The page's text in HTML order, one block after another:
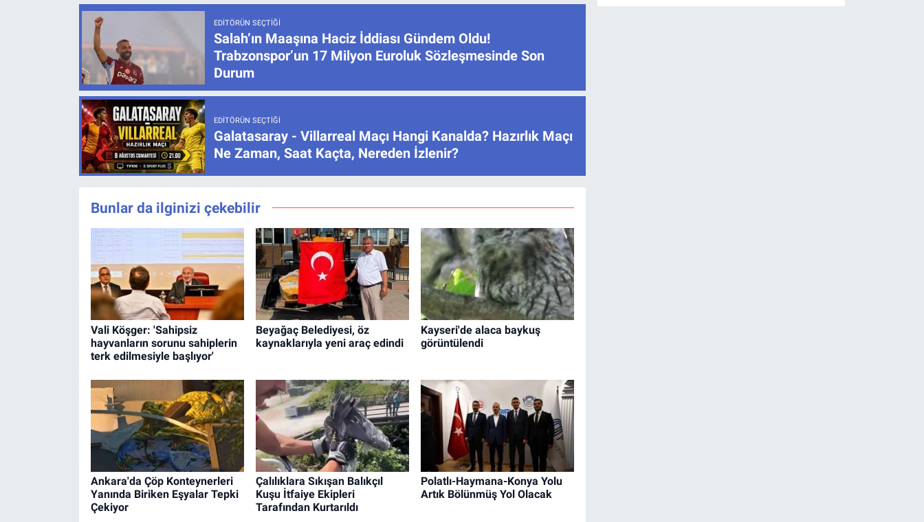
EDITÖRÜN SEÇTIĞI
Salah’ın Maaşına Haciz İddiası Gündem Oldu!
Trabzonspor’un 17 Milyon Euroluk Sözleşmesinde Son
Durum
EDITÖRÜN SEÇTIĞI
Galatasaray - Villarreal Maçı Hangi Kanalda? Hazırlık Maçı
Ne Zaman, Saat Kaçta, Nereden İzlenir?
Bunlar da ilginizi çekebilir
Vali Köşger: 'Sahipsiz
hayvanların sorunu sahiplerin
terk edilmesiyle başlıyor'
Beyağaç Belediyesi, öz
kaynaklarıyla yeni araç edindi
Kayseri'de alaca baykuş
görüntülendi
Ankara'da Çöp Konteynerleri
Yanında Biriken Eşyalar Tepki
Çekiyor
Çalılıklara Sıkışan Balıkçıl
Kuşu İtfaiye Ekipleri
Tarafından Kurtarıldı
Polatlı-Haymana-Konya Yolu
Artık Bölünmüş Yol Olacak